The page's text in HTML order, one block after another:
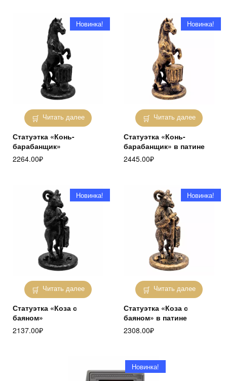
Читать далее
Новинка!
Статуэтка «Конь-
барабанщик»
2264.00₽
Читать далее
Новинка!
Статуэтка «Конь-
барабанщик» в патине
2445.00₽
Читать далее
Новинка!
Статуэтка «Коза с
баяном»
2137.00₽
Читать далее
Новинка!
Статуэтка «Коза с
баяном» в патине
2308.00₽
Новинка!